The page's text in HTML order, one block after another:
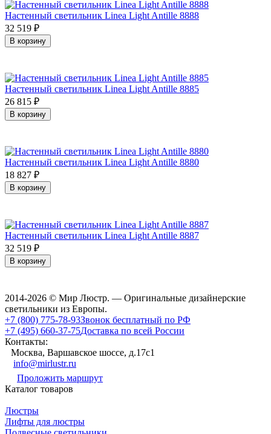
Настенный светильник Linea Light Antille 8888
32 519 ₽
В корзину
Настенный светильник Linea Light Antille 8885
26 815 ₽
В корзину
Настенный светильник Linea Light Antille 8880
18 827 ₽
В корзину
Настенный светильник Linea Light Antille 8887
32 519 ₽
В корзину
2014-2026 © Мир Люстр. — Оригинальные дизайнерские
светильники из Европы.
+7 (800) 775-78-93Звонок бесплатный по РФ
+7 (495) 660-37-75Доставка по всей России
Контакты:
Москва, Варшавское шоссе, д.17c1
info@mirlustr.ru
Проложить маршрут
Каталог товаров
Люстры
Лифты для люстры